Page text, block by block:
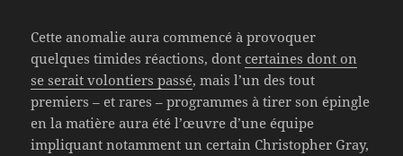
Cette anomalie aura commencé à provoquer
quelques timides réactions, dont certaines dont on
se serait volontiers passé, mais l’un des tout
premiers – et rares – programmes à tirer son épingle
en la matière aura été l’œuvre d’une équipe
impliquant notamment un certain Christopher Gray,